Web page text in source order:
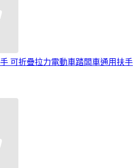
可折疊拉力電動車踏闆車通用扶手